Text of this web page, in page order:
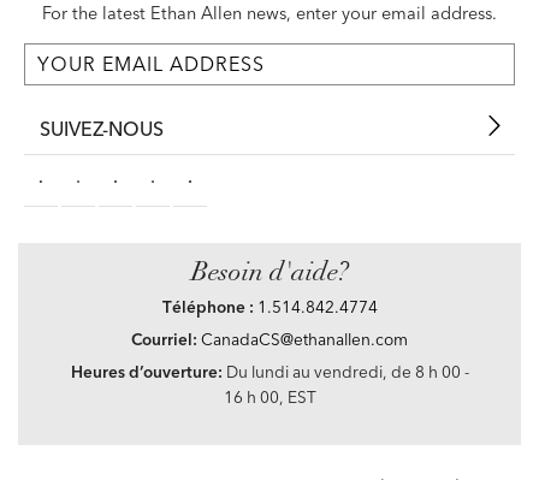
For the latest Ethan Allen news, enter your email address.
SUIVEZ-NOUS
Besoin d'aide?
Téléphone : 1.514.842.4774
Courriel: CanadaCS@ethanallen.com
Heures d’ouverture: Du lundi au vendredi, de 8 h 00 -
16 h 00, EST